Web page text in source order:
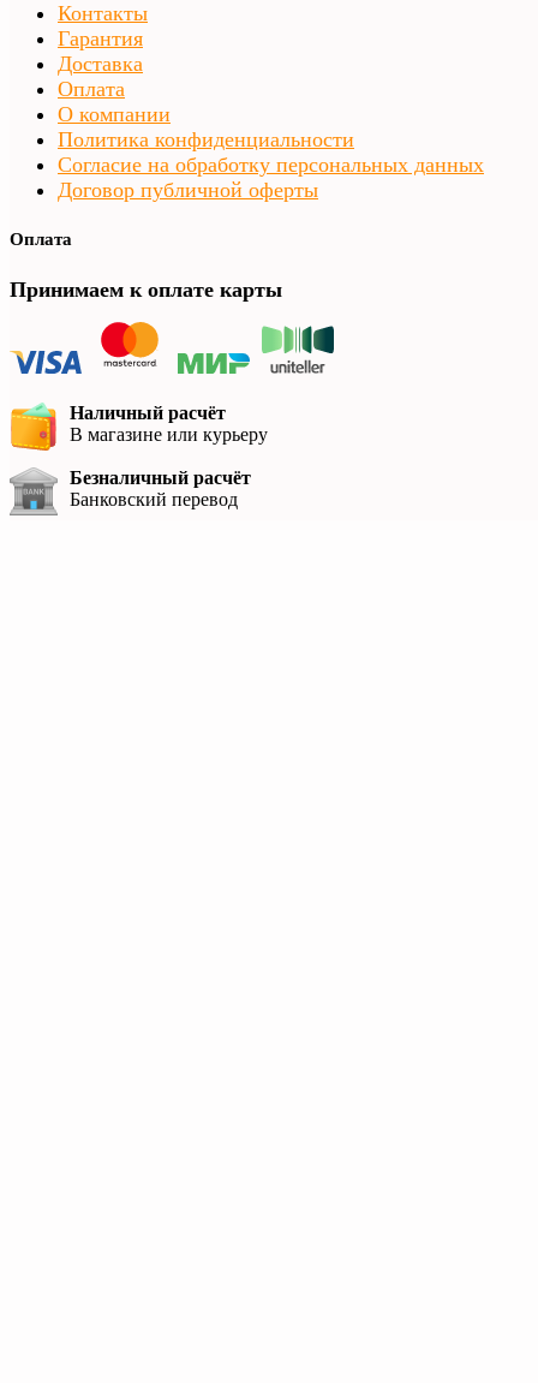
Контакты
Гарантия
Доставка
Оплата
О компании
Политика конфиденциальности
Согласие на обработку персональных данных
Договор публичной оферты
Оплата
Принимаем к оплате карты
Наличный расчёт
В магазине или курьеру
Безналичный расчёт
Банковский перевод